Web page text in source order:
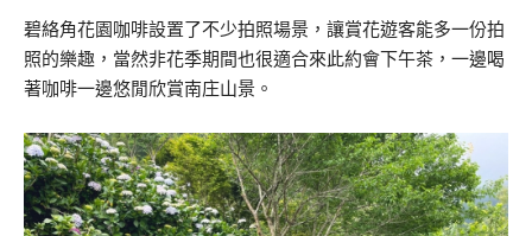
碧絡角花園咖啡設置了不少拍照場景，讓賞花遊客能多一份拍
照的樂趣，當然非花季期間也很適合來此約會下午茶，一邊喝
著咖啡一邊悠閒欣賞南庄山景。